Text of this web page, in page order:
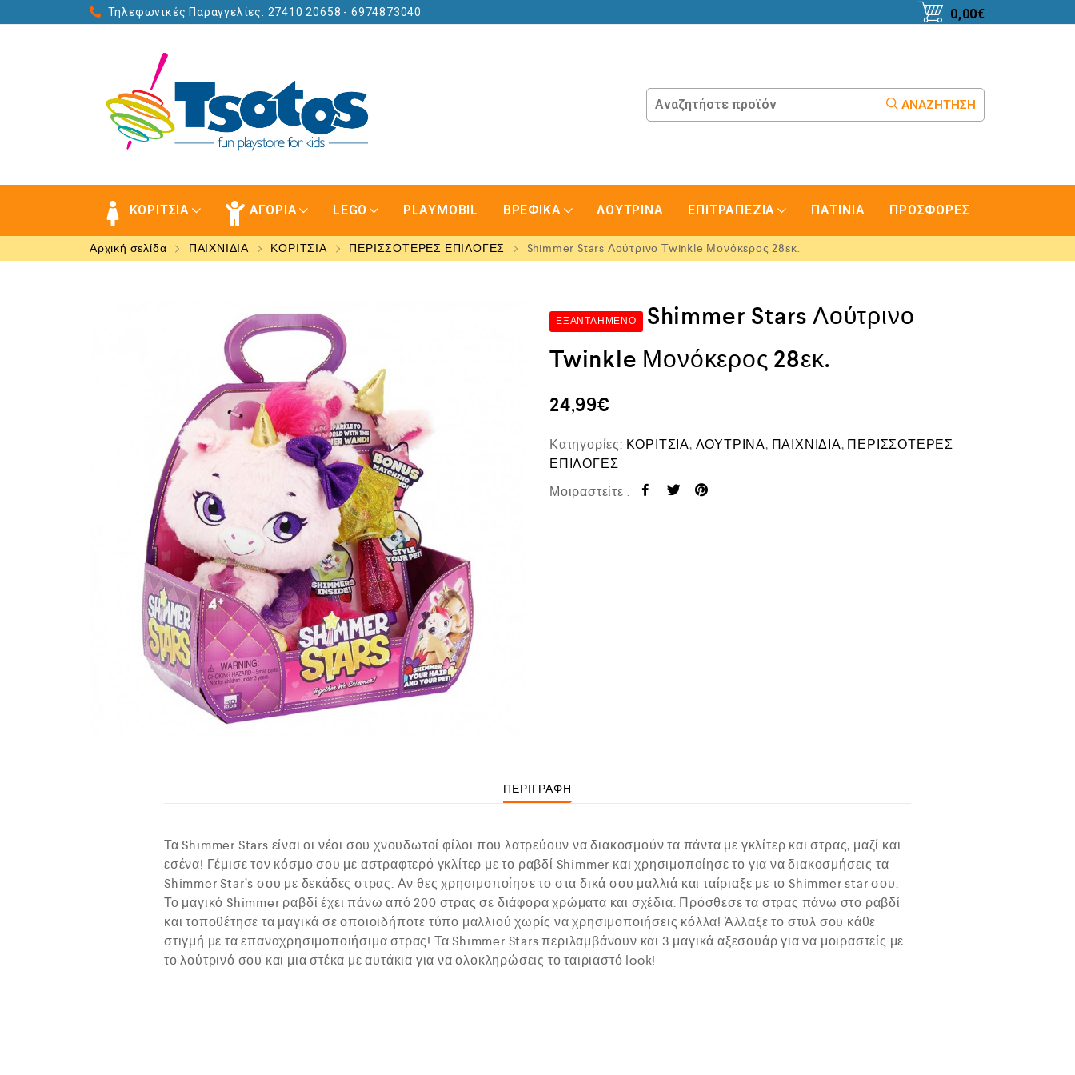
Τηλεφωνικές Παραγγελίες: 27410 20658 - 6974873040 0,00€
ΑΝΑΖΉΤΗΣΗ
ΚΟΡΙΤΣΙΑ ΑΓΟΡΙΑ LEGO PLAYMOBIL ΒΡΕΦΙΚΑ ΛΟΥΤΡΙΝΑ ΕΠΙΤΡΑΠΕΖΙΑ ΠΑΤΙΝΙΑ ΠΡΟΣΦΟΡΕΣ
Αρχική σελίδα ΠΑΙΧΝΙΔΙΑ ΚΟΡΙΤΣΙΑ ΠΕΡΙΣΣΟΤΕΡΕΣ ΕΠΙΛΟΓΕΣ Shimmer Stars Λούτρινο Twinkle Μονόκερος 28εκ.
ΕΞΑΝΤΛΗΜΈΝΟ
Shimmer Stars Λούτρινο
Twinkle Μονόκερος 28εκ.
24,99€
Κατηγορίες: ΚΟΡΙΤΣΙΑ, ΛΟΥΤΡΙΝΑ, ΠΑΙΧΝΙΔΙΑ, ΠΕΡΙΣΣΟΤΕΡΕΣ
ΕΠΙΛΟΓΕΣ
Μοιραστείτε :
ΠΕΡΙΓΡΑΦΉ
Τα Shimmer Stars είναι οι νέοι σου χνουδωτοί φίλοι που λατρεύουν να διακοσμούν τα πάντα με γκλίτερ και στρας, μαζί και
εσένα! Γέμισε τον κόσμο σου με αστραφτερό γκλίτερ με το ραβδί Shimmer και χρησιμοποίησε το για να διακοσμήσεις τα
Shimmer Star’s σου με δεκάδες στρας. Αν θες χρησιμοποίησε το στα δικά σου μαλλιά και ταίριαξε με το Shimmer star σου.
Το μαγικό Shimmer ραβδί έχει πάνω από 200 στρας σε διάφορα χρώματα και σχέδια. Πρόσθεσε τα στρας πάνω στο ραβδί
και τοποθέτησε τα μαγικά σε οποιοιδήποτε τύπο μαλλιού χωρίς να χρησιμοποιήσεις κόλλα! Άλλαξε το στυλ σου κάθε
στιγμή με τα επαναχρησιμοποιήσιμα στρας! Τα Shimmer Stars περιλαμβάνουν και 3 μαγικά αξεσουάρ για να μοιραστείς με
το λούτρινό σου και μια στέκα με αυτάκια για να ολοκληρώσεις το ταιριαστό look!